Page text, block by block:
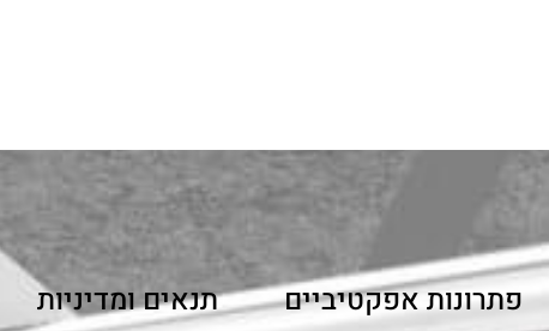
פתרונות אפקטיביים תנאים ומדיניות